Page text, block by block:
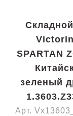
SPARTAN
зеленый
Арт.